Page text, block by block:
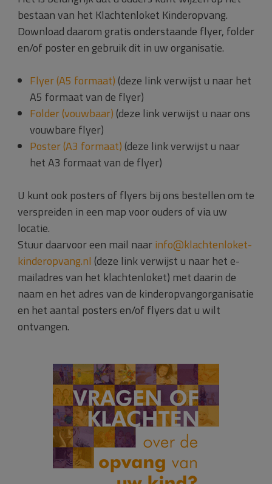
bestaan van het Klachtenloket Kinderopvang.
Download daarom gratis onderstaande flyer, folder
en/of poster en gebruik dit in uw organisatie.
Flyer (A5 formaat)(deze link verwijst u naar het
A5 formaat van de flyer)
Folder (vouwbaar)(deze link verwijst u naar ons
vouwbare flyer)
Poster (A3 formaat)(deze link verwijst u naar
het A3 formaat van de flyer)
U kunt ook posters of flyers bij ons bestellen om te
verspreiden in een map voor ouders of via uw
locatie.
Stuur daarvoor een mail naarinfo@klachtenloket-
kinderopvang.nl (deze link verwijst u naar het e-
mailadres van het klachtenloket) met daarin de
naam en het adres van de kinderopvangorganisatie
en het aantal posters en/of flyers dat u wilt
ontvangen.